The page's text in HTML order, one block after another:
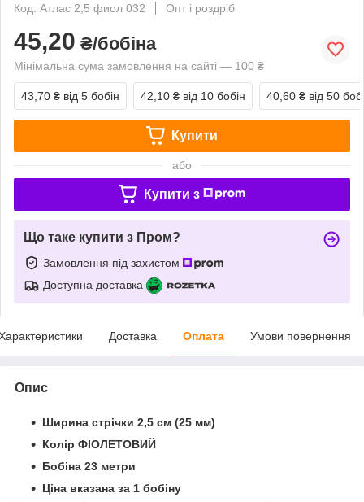
Код: Атлас 2,5 фиол 032
Опт і роздріб
45,20 ₴/бобіна
Мінімальна сума замовлення на сайті — 100 ₴
43,70 ₴ від 5 бобін 42,10 ₴ від 10 бобін 40,60 ₴ від 50
Купити
або
Купити з
Що таке купити з Пром?
Замовлення під захистом
Доступна доставка
Доставка Оплата Умови повернення
Опис
Ширина стрічки 2,5 см (25 мм)
Колір ФІОЛЕТОВИЙ
Бобіна 23 метри
Ціна вказана за 1 бобіну